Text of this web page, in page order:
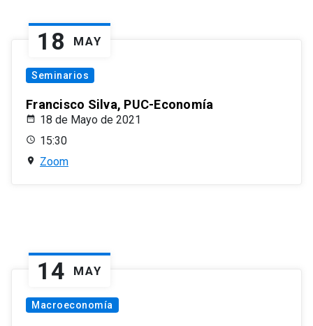
18 MAY
Seminarios
Francisco Silva, PUC-Economía
18 de Mayo de 2021
15:30
Zoom
14 MAY
Macroeconomía